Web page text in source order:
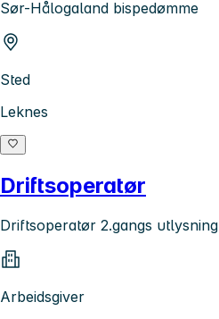
Sør-Hålogaland bispedømme
Sted
Leknes
Driftsoperatør
Driftsoperatør 2.gangs utlysning
Arbeidsgiver